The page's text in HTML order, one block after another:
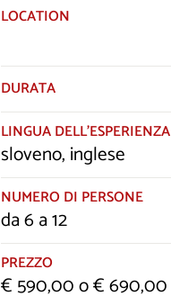
LOCATION
DURATA
LINGUA DELL’ESPERIENZA
sloveno, inglese
NUMERO DI PERSONE
da 6 a 12
PREZZO
€ 590,00 o € 690,00